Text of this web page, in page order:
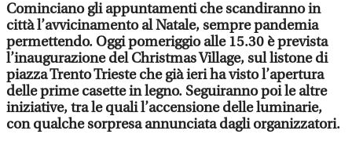
Cominciano gli appuntamenti che scandiranno in
città l’avvicinamento al Natale, sempre pandemia
permettendo. Oggi pomeriggio alle 15.30 è prevista
l’inaugurazione del Christmas Village, sul listone di
piazza Trento Trieste che già ieri ha visto l’apertura
delle prime casette in legno. Seguiranno poi le altre
iniziative, tra le quali l’accensione delle luminarie,
con qualche sorpresa annunciata dagli organizzatori.